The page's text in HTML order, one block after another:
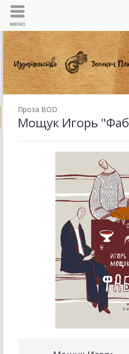
Проза BOD
Мощук Игорь